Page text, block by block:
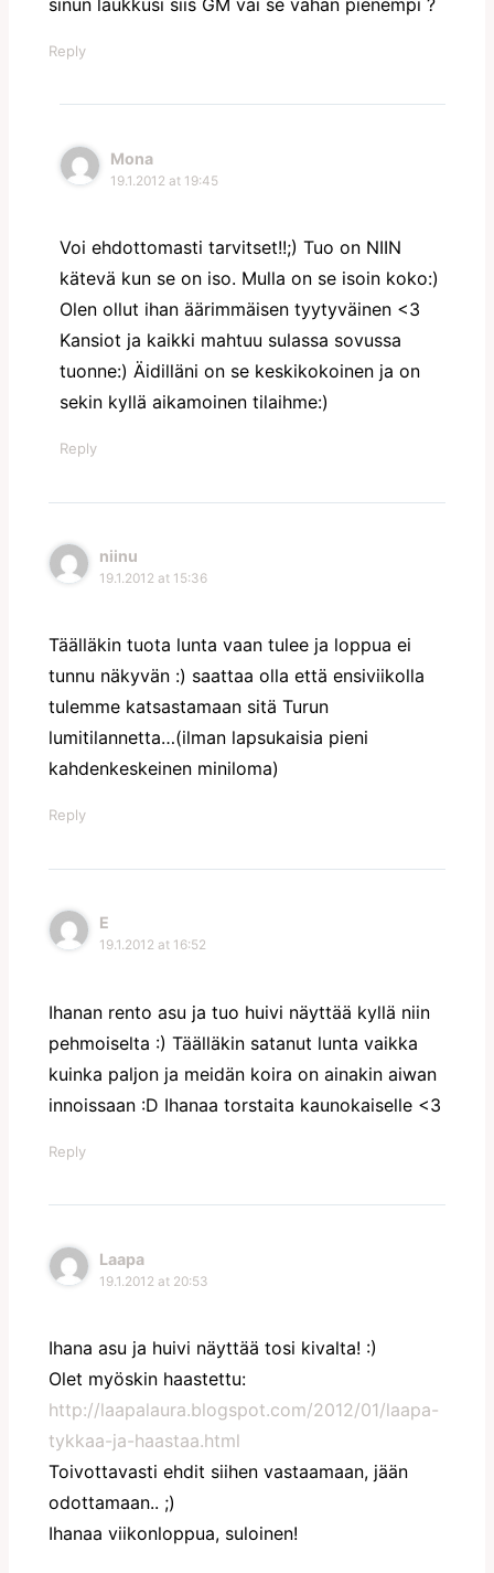
Reply
Mona
19.1.2012 at 19:45
Voi ehdottomasti tarvitset!!;) Tuo on NIIN
kätevä kun se on iso. Mulla on se isoin koko:)
Olen ollut ihan äärimmäisen tyytyväinen <3
Kansiot ja kaikki mahtuu sulassa sovussa
tuonne:) Äidilläni on se keskikokoinen ja on
sekin kyllä aikamoinen tilaihme:)
Reply
niinu
19.1.2012 at 15:36
Täälläkin tuota lunta vaan tulee ja loppua ei
tunnu näkyvän :) saattaa olla että ensiviikolla
tulemme katsastamaan sitä Turun
lumitilannetta…(ilman lapsukaisia pieni
kahdenkeskeinen miniloma)
Reply
E
19.1.2012 at 16:52
Ihanan rento asu ja tuo huivi näyttää kyllä niin
pehmoiselta :) Täälläkin satanut lunta vaikka
kuinka paljon ja meidän koira on ainakin aiwan
innoissaan :D Ihanaa torstaita kaunokaiselle <3
Reply
Laapa
19.1.2012 at 20:53
Ihana asu ja huivi näyttää tosi kivalta! :)
Olet myöskin haastettu:
http://laapalaura.blogspot.com/2012/01/laapa-
tykkaa-ja-haastaa.html
Toivottavasti ehdit siihen vastaamaan, jään
odottamaan.. ;)
Ihanaa viikonloppua, suloinen!